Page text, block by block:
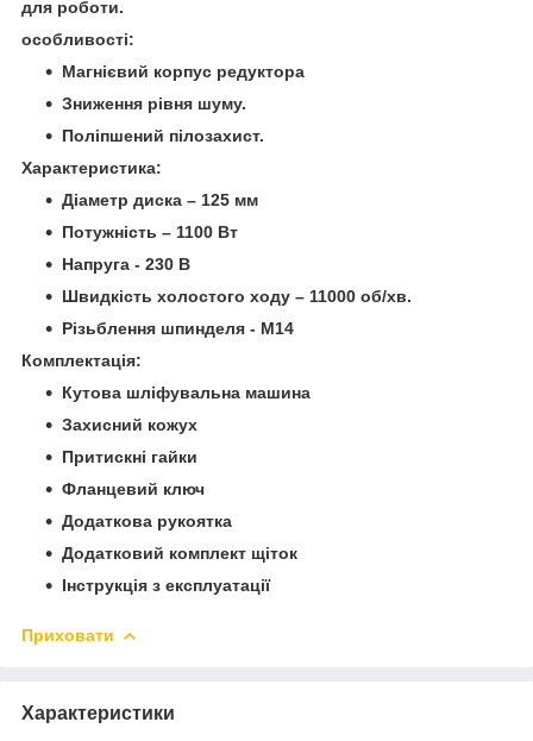
для роботи.
особливості:
Магнієвий корпус редуктора
Зниження рівня шуму.
Поліпшений пілозахист.
Характеристика:
Діаметр диска – 125 мм
Потужність – 1100 Вт
Напруга - 230 В
Швидкість холостого ходу – 11000 об/хв.
Різьблення шпинделя - M14
Комплектація:
Кутова шліфувальна машина
Захисний кожух
Притискні гайки
Фланцевий ключ
Додаткова рукоятка
Додатковий комплект щіток
Інструкція з експлуатації
Приховати
Характеристики